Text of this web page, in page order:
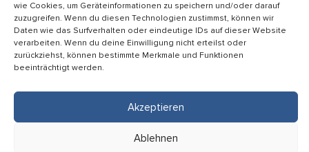
wie Cookies, um Geräteinformationen zu speichern und/oder darauf
zuzugreifen. Wenn du diesen Technologien zustimmst, können wir
Daten wie das Surfverhalten oder eindeutige IDs auf dieser Website
verarbeiten. Wenn du deine Einwilligung nicht erteilst oder
zurückziehst, können bestimmte Merkmale und Funktionen
beeinträchtigt werden.
Akzeptieren
Ablehnen
Stellenausschreibungen
Rechtliches
Impressum